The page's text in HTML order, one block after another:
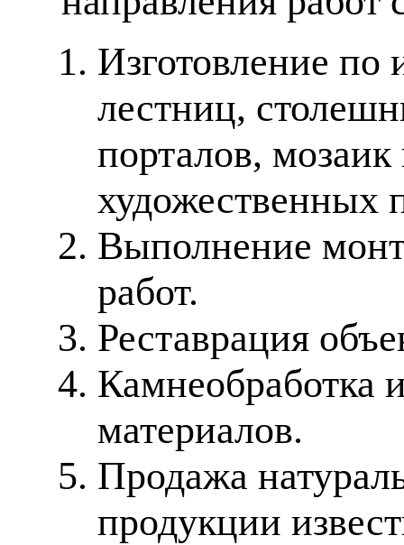
Изготовление по
лестниц,
порталов,
художественных
Выполнение
работ.
Реставрация
Камнеобработка
материалов.
Продажа
продукции